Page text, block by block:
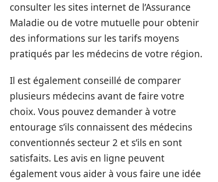
consulter les sites internet de l’Assurance
Maladie ou de votre mutuelle pour obtenir
des informations sur les tarifs moyens
pratiqués par les médecins de votre région.
Il est également conseillé de comparer
plusieurs médecins avant de faire votre
choix. Vous pouvez demander à votre
entourage s’ils connaissent des médecins
conventionnés secteur 2 et s’ils en sont
satisfaits. Les avis en ligne peuvent
également vous aider à vous faire une idée